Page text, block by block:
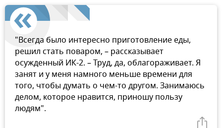
"Всегда было интересно приготовление еды,
решил стать поваром, – рассказывает
осужденный ИК-2. – Труд, да, облагораживает. Я
занят и у меня намного меньше времени для
того, чтобы думать о чем-то другом. Занимаюсь
делом, которое нравится, приношу пользу
людям".